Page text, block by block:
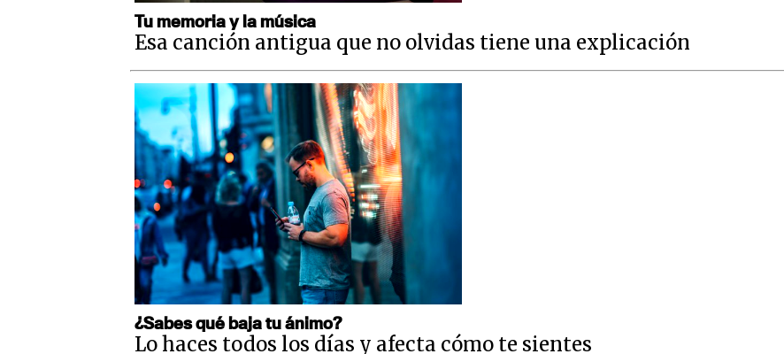
Tu memoria y la música
Esa canción antigua que no olvidas tiene una explicación
¿Sabes qué baja tu ánimo?
Lo haces todos los días y afecta cómo te sientes